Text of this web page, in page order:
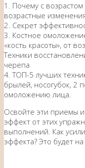
1. Почему с возрастом
возрастные
2. Секрет
3. Костное
«кость красоты», от
Техники
черепа
4. ТОП-5 лучших
брылей, носогубок, 2
омоложению лица.
Освойте эти приемы и
эффект от этих
выполнений. Как
эффекта? Это будет